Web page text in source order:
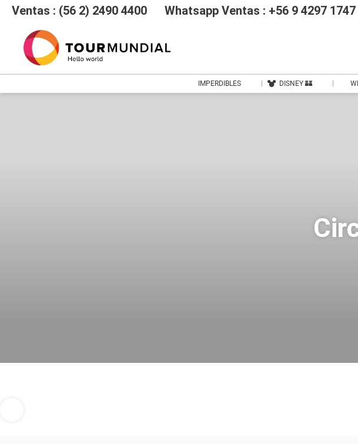
Ventas : (56 2) 2490 4400 Whatsapp Ventas : +56 9 4297 1747
IMPERDIBLES DISNEY 🏰